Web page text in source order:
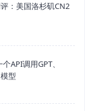
：美国洛杉矶CN2
API调用GPT、
型